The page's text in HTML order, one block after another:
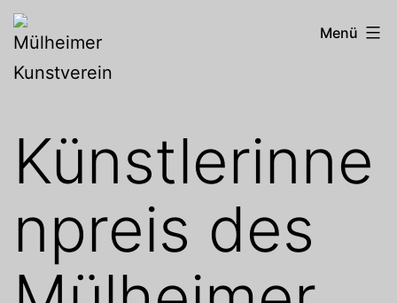
Zum
Inhalt
springen
Mülheimer
Kunstverein
Menü
Künstlerinne
npreis des